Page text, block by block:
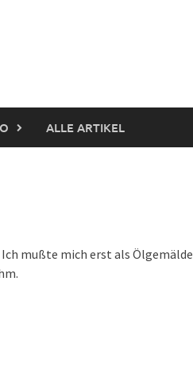
ALLE ARTIKEL
mußte mich erst als Ölgemälde